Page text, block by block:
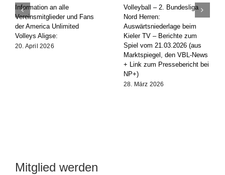
Information an alle
Vereinsmitglieder und Fans
der America Unlimited
Volleys Aligse:
20. April 2026
Volleyball – 2. Bundesliga
Nord Herren:
Auswärtsniederlage beim
Kieler TV – Berichte zum
Spiel vom 21.03.2026 (aus
Marktspiegel, den VBL-News
+ Link zum Pressebericht bei
NP+)
28. März 2026
Mitglied werden